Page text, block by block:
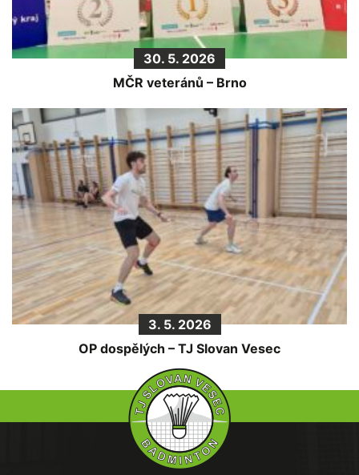
30. 5. 2026
MČR veteránů – Brno
3. 5. 2026
OP dospělých – TJ Slovan Vesec